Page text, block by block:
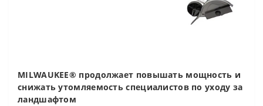
MILWAUKEE® продолжает повышать мощность и
снижать утомляемость специалистов по уходу за
ландшафтом